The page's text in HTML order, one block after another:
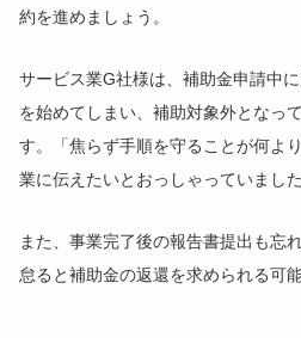
約を進めましょう。
サービス業G社様は、補助金申請中
を始めてしまい、補助対象外となっ
す。「焦らず手順を守ることが何よ
業に伝えたいとおっしゃっていました
また、事業完了後の報告書提出も忘
怠ると補助金の返還を求められる可